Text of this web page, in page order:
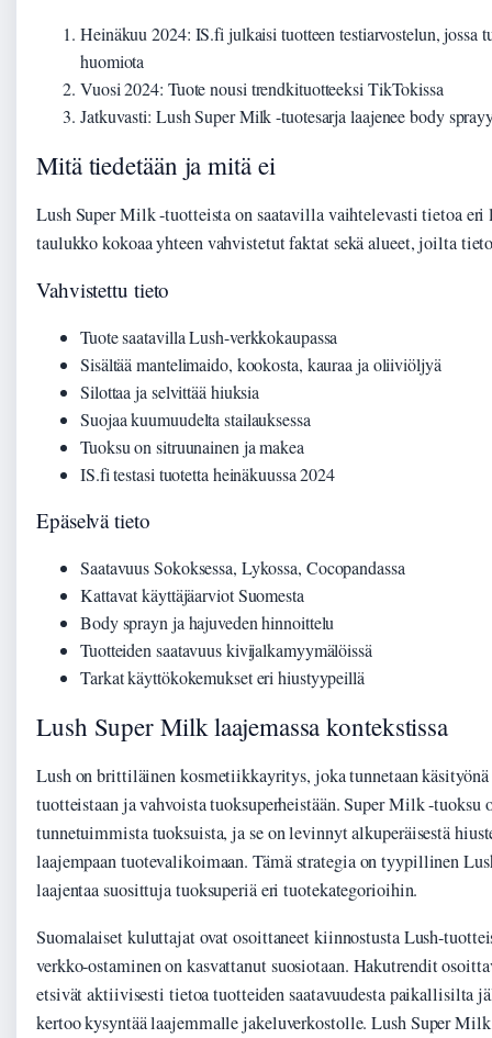
Heinäkuu 2024: IS.fi julkaisi tuotteen testiarvostelun, jossa
huomiota
Vuosi 2024: Tuote nousi trendkituotteeksi TikTokissa
Jatkuvasti: Lush Super Milk -tuotesarja laajenee body
Mitä tiedetään ja mitä ei
Lush Super Milk -tuotteista on saatavilla vaihtelevasti tietoa
taulukko kokoaa yhteen vahvistetut faktat sekä alueet, joilta
Vahvistettu tieto
Tuote saatavilla Lush-verkkokaupassa
Sisältää mantelimaido, kookosta, kauraa ja oliiviöljyä
Silottaa ja selvittää hiuksia
Suojaa kuumuudelta stailauksessa
Tuoksu on sitruunainen ja makea
IS.fi testasi tuotetta heinäkuussa 2024
Epäselvä tieto
Saatavuus Sokoksessa, Lykossa, Cocopandassa
Kattavat käyttäjäarviot Suomesta
Body sprayn ja hajuveden hinnoittelu
Tuotteiden saatavuus kivijalkamyymälöissä
Tarkat käyttökokemukset eri hiustyypeillä
Lush Super Milk laajemassa kontekstissa
Lush on brittiläinen kosmetiikkayritys, joka tunnetaan
tuotteistaan ja vahvoista tuoksuperheistään. Super Milk -tuoksu
tunnetuimmista tuoksuista, ja se on levinnyt alkuperäisestä
laajempaan tuotevalikoimaan. Tämä strategia on tyypillinen
laajentaa suosittuja tuoksuperiä eri tuotekategorioihin.
Suomalaiset kuluttajat ovat osoittaneet kiinnostusta Lush-
verkko-ostaminen on kasvattanut suosiotaan. Hakutrendit
etsivät aktiivisesti tietoa tuotteiden saatavuudesta paikallisilta
kertoo kysyntää laajemmalle jakeluverkostolle. Lush Super